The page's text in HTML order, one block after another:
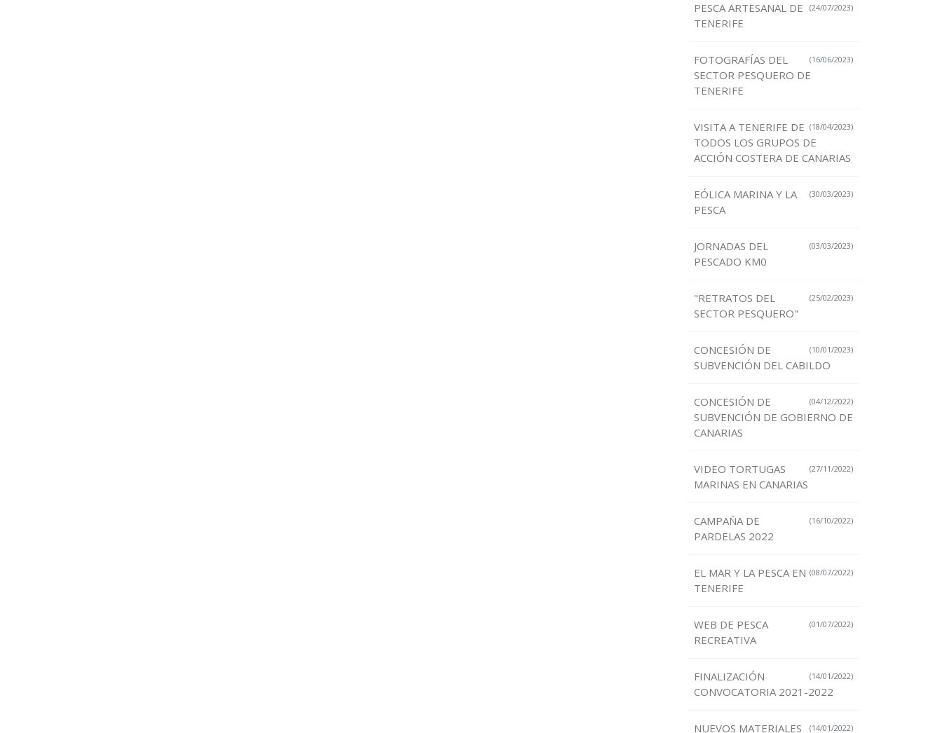
(24/07/2023)
PESCA ARTESANAL DE
TENERIFE
(16/06/2023)
FOTOGRAFÍAS DEL
SECTOR PESQUERO DE
TENERIFE
(18/04/2023)
VISITA A TENERIFE DE
TODOS LOS GRUPOS DE
ACCIÓN COSTERA DE CANARIAS
(30/03/2023)
EÓLICA MARINA Y LA
PESCA
(03/03/2023)
JORNADAS DEL
PESCADO KM0
(25/02/2023)
"RETRATOS DEL
SECTOR PESQUERO"
(10/01/2023)
CONCESIÓN DE
SUBVENCIÓN DEL CABILDO
(04/12/2022)
CONCESIÓN DE
SUBVENCIÓN DE GOBIERNO DE
CANARIAS
(27/11/2022)
VIDEO TORTUGAS
MARINAS EN CANARIAS
(16/10/2022)
CAMPAÑA DE
PARDELAS 2022
(08/07/2022)
EL MAR Y LA PESCA EN
TENERIFE
(01/07/2022)
WEB DE PESCA
RECREATIVA
(14/01/2022)
FINALIZACIÓN
CONVOCATORIA 2021-2022
(14/01/2022)
NUEVOS MATERIALES